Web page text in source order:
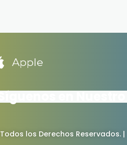
Apple
en Nuestro
los Derechos Reservados. |